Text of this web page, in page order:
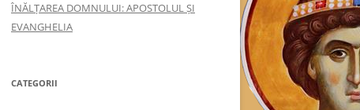
ÎNĂLŢAREA DOMNULUI: APOSTOLUL ȘI
EVANGHELIA
CATEGORII